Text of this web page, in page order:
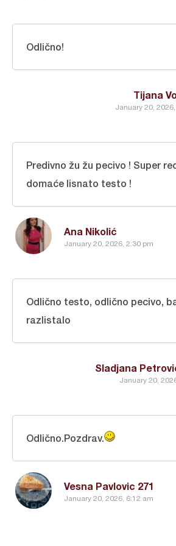
Tijana
January 20,
Odlično!
Ana Nikolić
January 20, 2026, 2:30 pm
Predivno žu žu pecivo ! Super
domaće lisnato testo !
Sladjana
January 20,
Odlično testo, odlično pecivo,
razlistalo
Vesna Pavlovic 271
January 20, 2026, 6:12 am
Odlično.Pozdrav.